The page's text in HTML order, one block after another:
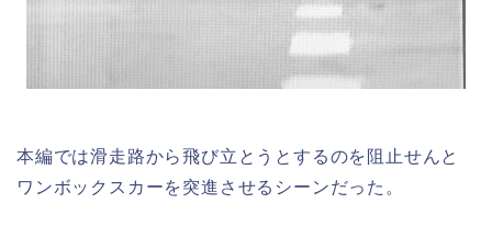
本編では滑走路から飛び立とうとするのを阻止せんと
ワンボックスカーを突進させるシーンだった。